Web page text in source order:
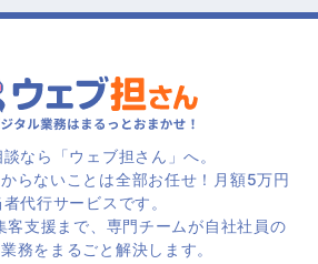
なら「ウェブ担さん」へ。
らないことは全部お任せ！月額5万円
代行サービスです。
客支援まで、専門チームが自社社員の
務をまるごと解決します。